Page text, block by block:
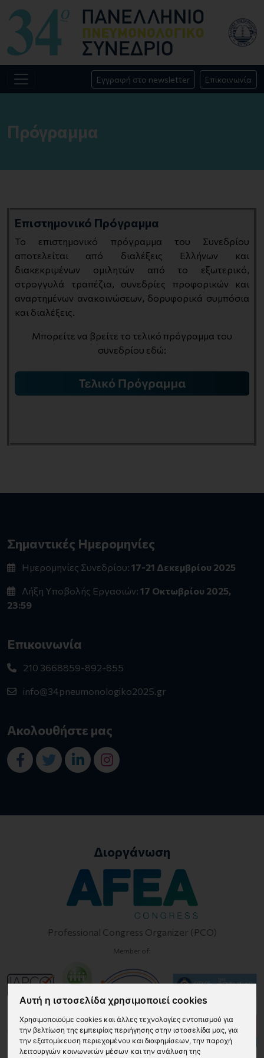
Αυτή η ιστοσελίδα χρησιμοποιεί cookies
Χρησιμοποιούμε cookies και άλλες τεχνολογίες εντοπισμού για
την βελτίωση της εμπειρίας περιήγησης στην ιστοσελίδα μας, για
την εξατομίκευση περιεχομένου και διαφημίσεων, την παροχή
λειτουργιών κοινωνικών μέσων και την ανάλυση της
Εγγραφή στο newsletter Επικοινωνία
Πρόγραμμα
Επιστημονικό Πρόγραμμα
Το επιστημονικό πρόγραμμα του Συνεδρίου
αποτελείται από διαλέξεις Ελλήνων και
διακεκριμένων ομιλητών από το εξωτερικό,
στρογγυλά τραπέζια, συνεδρίες προφορικών και
αναρτημένων ανακοινώσεων, δορυφορικά συμπόσια
και διαλέξεις.
Μπορείτε να βρείτε το τελικό πρόγραμμα του
συνεδρίου εδώ:
Σημαντικές Ημερομηνίες
Ημερομηνίες Συνεδρίου: 17-21 Δεκεμβρίου 2025
Λήξη Υποβολής Εργασιών: 17 Οκτωβρίου 2025,
23:59
Επικοινωνία
210 3668859-892-855
info@34pneumonologiko2025.gr
Ακολουθήστε μας
Διοργάνωση
Professional Congress Organizer (PCO)
Member of: